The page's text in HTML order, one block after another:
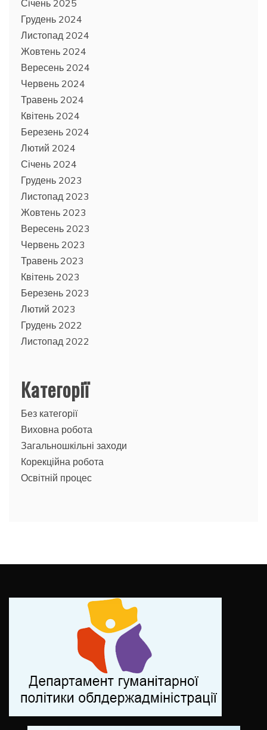
Січень 2025
Грудень 2024
Листопад 2024
Жовтень 2024
Вересень 2024
Червень 2024
Травень 2024
Квітень 2024
Березень 2024
Лютий 2024
Січень 2024
Грудень 2023
Листопад 2023
Жовтень 2023
Вересень 2023
Червень 2023
Травень 2023
Квітень 2023
Березень 2023
Лютий 2023
Грудень 2022
Листопад 2022
Категорії
Без категорії
Виховна робота
Загальношкільні заходи
Корекційна робота
Освітній процес